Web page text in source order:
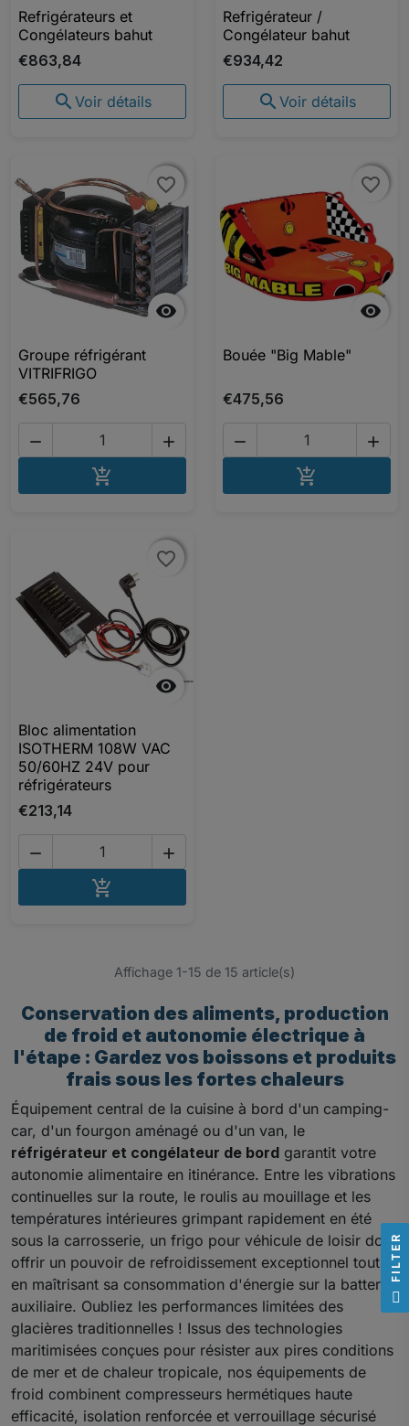
Refrigérateurs et
Congélateurs bahut
€863,84
 Voir détails
Refrigérateur /
Congélateur bahut
€934,42
 Voir détails

favorite_border
favorite_border
Groupe réfrigérant
VITRIFRIGO
€565,76
 


favorite_border
favorite_border
Bouée "Big Mable"
€475,56
 


favorite_border
favorite_border
Bloc alimentation
ISOTHERM 108W VAC
50/60HZ 24V pour
réfrigérateurs
€213,14
 

Affichage 1-15 de 15 article(s)
Conservation des aliments, production
de froid et autonomie électrique à
l'étape : Gardez vos boissons et produits
frais sous les fortes chaleurs
Équipement central de la cuisine à bord d'un camping-
car, d'un fourgon aménagé ou d'un van, le
réfrigérateur et congélateur de bord garantit votre
autonomie alimentaire en itinérance. Entre les vibrations
continuelles sur la route, le roulis au mouillage et les
températures intérieures grimpant rapidement en été
sous la carrosserie, un frigo pour véhicule de loisir doit
offrir un pouvoir de refroidissement exceptionnel tout
en maîtrisant sa consommation d'énergie sur la batterie
auxiliaire. Oubliez les performances limitées des
glacières traditionnelles ! Issus des technologies
maritimisées conçues pour résister aux pires conditions
de mer et de chaleur tropicale, nos équipements de
froid combinent compresseurs hermétiques haute
efficacité, isolation renforcée et verrouillage sécurisé
R